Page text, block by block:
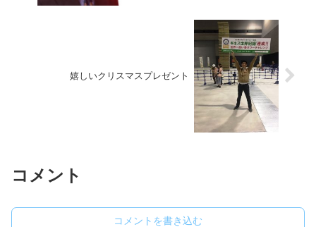
嬉しいクリスマスプレゼント
コメント
コメントを書き込む